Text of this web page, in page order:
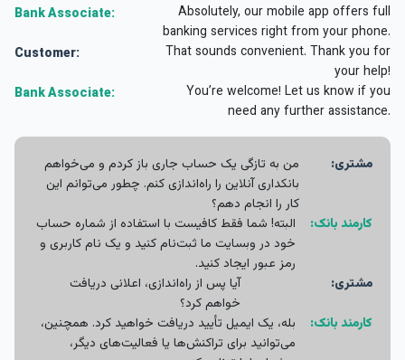
Bank Associate:
Absolutely, our mobile app offers full
banking services right from your phone.
Customer:
That sounds convenient. Thank you for
your help!
Bank Associate:
You’re welcome! Let us know if you
need any further assistance.
مشتری:
من به تازگی یک حساب جاری باز کردم و می‌خواهم
بانکداری آنلاین را راه‌اندازی کنم. چطور می‌توانم این
کار را انجام دهم؟
کارمند بانک:
البته! شما فقط کافیست با استفاده از شماره حساب
خود در وبسایت ما ثبت‌نام کنید و یک نام کاربری و
رمز عبور ایجاد کنید.
مشتری:
آیا پس از راه‌اندازی، اعلانی دریافت
خواهم کرد؟
کارمند بانک:
بله، یک ایمیل تأیید دریافت خواهید کرد. همچنین،
می‌توانید برای تراکنش‌ها یا فعالیت‌های دیگر،